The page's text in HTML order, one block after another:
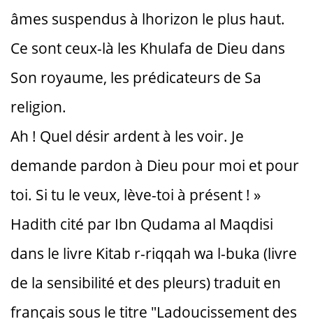
âmes suspendus à lhorizon le plus haut.
Ce sont ceux-là les Khulafa de Dieu dans
Son royaume, les prédicateurs de Sa
religion.
Ah ! Quel désir ardent à les voir. Je
demande pardon à Dieu pour moi et pour
toi. Si tu le veux, lève-toi à présent ! »
Hadith cité par Ibn Qudama al Maqdisi
dans le livre Kitab r-riqqah wa l-buka (livre
de la sensibilité et des pleurs) traduit en
français sous le titre "Ladoucissement des